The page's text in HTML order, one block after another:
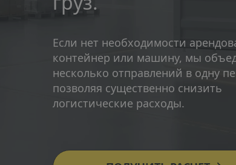
Если нет необходимости
контейнер или машину, мы
несколько отправлений в одну
позволяя существенно снизить
логистические расходы.